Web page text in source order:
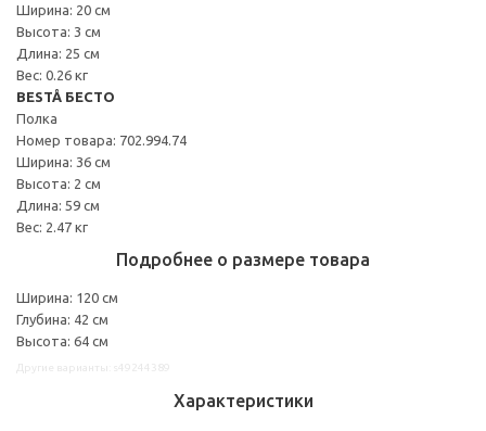
Ширина: 20 см
Высота: 3 см
Длина: 25 см
Вес: 0.26 кг
BESTÅ БЕСТО
Полка
Номер товара: 702.994.74
Ширина: 36 см
Высота: 2 см
Длина: 59 см
Вес: 2.47 кг
Подробнее о размере товара
Ширина: 120 см
Глубина: 42 см
Высота: 64 см
Характеристики